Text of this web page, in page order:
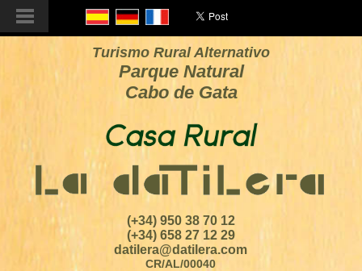
Turismo Rural Alternativo
Parque Natural
Cabo de Gata
(+34) 950 38 70 12
(+34) 658 27 12 29
datilera@datilera.com
CR/AL/00040